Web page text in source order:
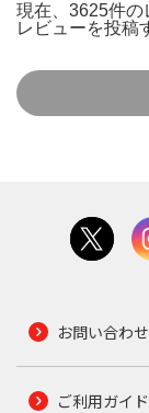
現在、3625件の
レビューを投稿
お問い合わせ
ご利用ガイド